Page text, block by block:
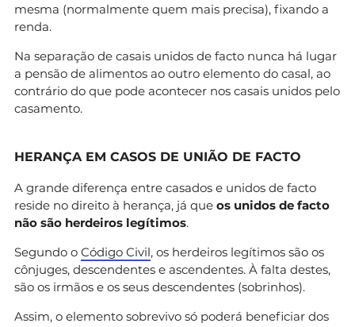
mesma (normalmente quem mais precisa), fixando a
renda.
Na separação de casais unidos de facto nunca há lugar
a pensão de alimentos ao outro elemento do casal, ao
contrário do que pode acontecer nos casais unidos pelo
casamento.
HERANÇA EM CASOS DE UNIÃO DE FACTO
A grande diferença entre casados e unidos de facto
reside no direito à herança, já que os unidos de facto
não são herdeiros legítimos.
Segundo o Código Civil, os herdeiros legítimos são os
cônjuges, descendentes e ascendentes. À falta destes,
são os irmãos e os seus descendentes (sobrinhos).
Assim, o elemento sobrevivo só poderá beneficiar dos